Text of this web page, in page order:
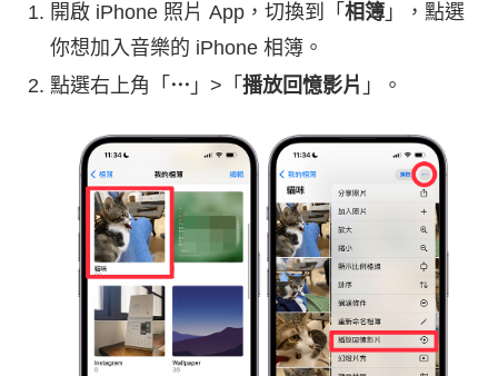
開啟 iPhone 照片 App，切換到「 相簿 」，點選
你想加入音樂的 iPhone 相簿。
點選右上角「 ⋯ 」>「 播放回憶影片 」。